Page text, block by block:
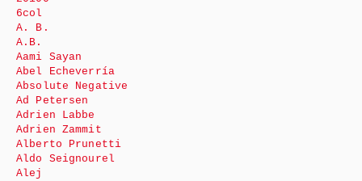
6col
A. B.
A.B.
Aami Sayan
Abel Echeverría
Absolute Negative
Ad Petersen
Adrien Labbe
Adrien Zammit
Alberto Prunetti
Aldo Seignourel
Alej